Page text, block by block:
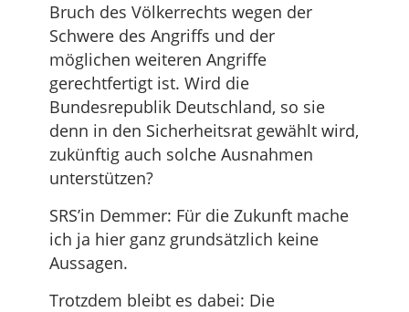
Bruch des Völkerrechts wegen der
Schwere des Angriffs und der
möglichen weiteren Angriffe
gerechtfertigt ist. Wird die
Bundesrepublik Deutschland, so sie
denn in den Sicherheitsrat gewählt wird,
zukünftig auch solche Ausnahmen
unterstützen?
SRS’in Demmer: Für die Zukunft mache
ich ja hier ganz grundsätzlich keine
Aussagen.
Trotzdem bleibt es dabei: Die